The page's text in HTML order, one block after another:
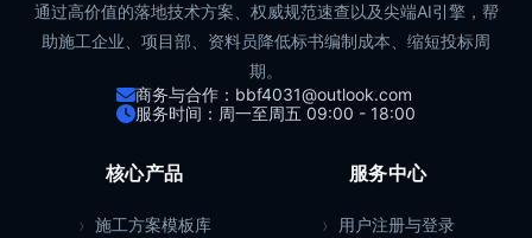
通过高价值的落地技术方案、权威规范速查以及尖端AI引擎，帮
助施工企业、项目部、资料员降低标书编制成本、缩短投标周
期。
商务与合作：bbf4031@outlook.com
服务时间：周一至周五 09:00 - 18:00
核心产品
施工方案模板库
服务中心
用户注册与登录